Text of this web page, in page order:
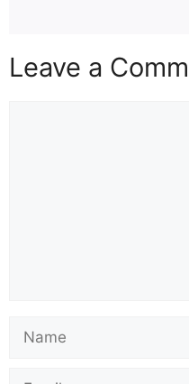
Leave a